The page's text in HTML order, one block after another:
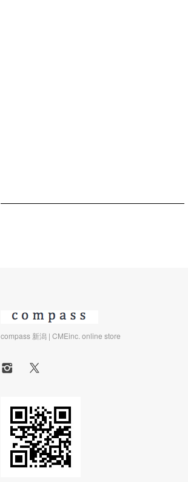
compass 新潟 | CMEinc. online store